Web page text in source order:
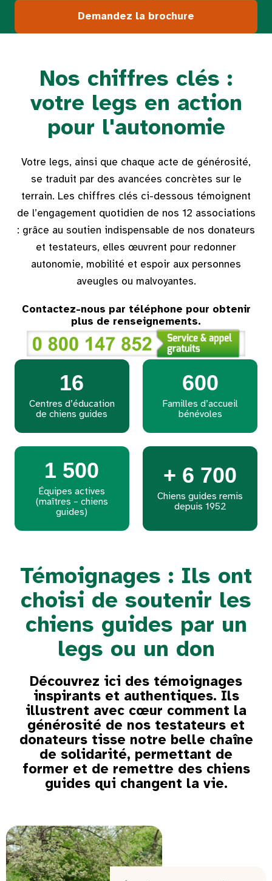
Demandez la brochure
Nos chiffres clés :
votre legs en action
pour l'autonomie
Votre legs, ainsi que chaque acte de générosité,
se traduit par des avancées concrètes sur le
terrain. Les chiffres clés ci-dessous témoignent
de l’engagement quotidien de nos 12 associations
: grâce au soutien indispensable de nos donateurs
et testateurs, elles œuvrent pour redonner
autonomie, mobilité et espoir aux personnes
aveugles ou malvoyantes.
Contactez-nous par téléphone pour obtenir
plus de renseignements.
16
Centres d’éducation
de chiens guides
600
Familles d’accueil
bénévoles
1 500
Équipes actives
(maîtres – chiens
guides)
+ 6 700
Chiens guides remis
depuis 1952
Témoignages : Ils ont
choisi de soutenir les
chiens guides par un
legs ou un don
Découvrez ici des témoignages
inspirants et authentiques. Ils
illustrent avec cœur comment la
générosité de nos testateurs et
donateurs tisse notre belle chaîne
de solidarité, permettant de
former et de remettre des chiens
guides qui changent la vie.